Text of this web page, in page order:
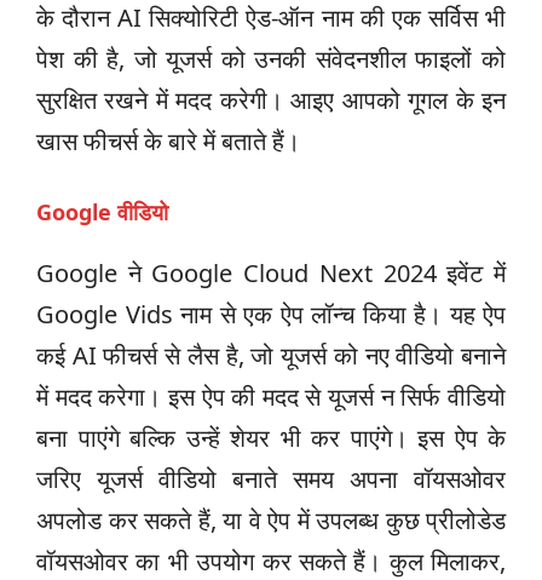
के दौरान AI सिक्योरिटी ऐड-ऑन नाम की एक सर्विस भी
पेश की है, जो यूजर्स को उनकी संवेदनशील फाइलों को
सुरक्षित रखने में मदद करेगी। आइए आपको गूगल के इन
खास फीचर्स के बारे में बताते हैं।
Google वीडियो
Google ने Google Cloud Next 2024 इवेंट में
Google Vids नाम से एक ऐप लॉन्च किया है। यह ऐप
कई AI फीचर्स से लैस है, जो यूजर्स को नए वीडियो बनाने
में मदद करेगा। इस ऐप की मदद से यूजर्स न सिर्फ वीडियो
बना पाएंगे बल्कि उन्हें शेयर भी कर पाएंगे। इस ऐप के
जरिए यूजर्स वीडियो बनाते समय अपना वॉयसओवर
अपलोड कर सकते हैं, या वे ऐप में उपलब्ध कुछ प्रीलोडेड
वॉयसओवर का भी उपयोग कर सकते हैं। कुल मिलाकर,